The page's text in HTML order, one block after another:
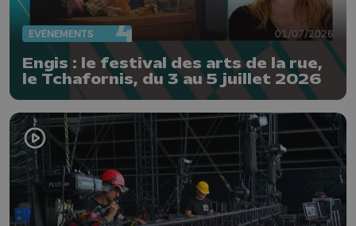
EVÈNEMENTS 01/07/2026
Engis : le festival des arts de la rue,
le Tchafornis, du 3 au 5 juillet 2026